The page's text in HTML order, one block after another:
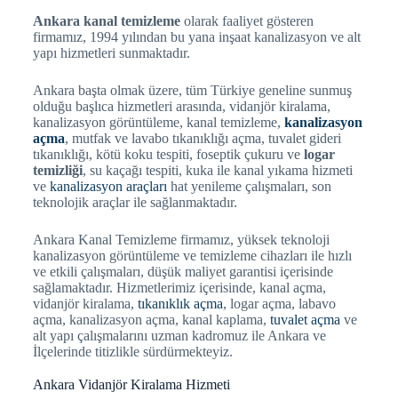
Ankara kanal temizlemeolarak faaliyet gösteren
firmamız, 1994 yılından bu yana inşaat kanalizasyon ve alt
yapı hizmetleri sunmaktadır.
Ankara başta olmak üzere, tüm Türkiye geneline sunmuş
olduğu başlıca hizmetleri arasında, vidanjör kiralama,
kanalizasyon görüntüleme, kanal temizleme, kanalizasyon
açma, mutfak ve lavabo tıkanıklığı açma, tuvalet gideri
tıkanıklığı, kötü koku tespiti, foseptik çukuru ve logar
temizliği, su kaçağı tespiti, kuka ile kanal yıkama hizmeti
ve kanalizasyon araçları hat yenileme çalışmaları, son
teknolojik araçlar ile sağlanmaktadır.
Ankara Kanal Temizleme firmamız, yüksek teknoloji
kanalizasyon görüntüleme ve temizleme cihazları ile hızlı
ve etkili çalışmaları, düşük maliyet garantisi içerisinde
sağlamaktadır. Hizmetlerimiz içerisinde, kanal açma,
vidanjör kiralama, tıkanıklık açma, logar açma, labavo
açma, kanalizasyon açma, kanal kaplama, tuvalet açma ve
alt yapı çalışmalarını uzman kadromuz ile Ankara ve
İlçelerinde titizlikle sürdürmekteyiz.
Ankara Vidanjör Kiralama Hizmeti